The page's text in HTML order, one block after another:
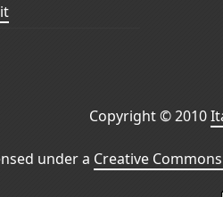
Copyright © 2010
under a Creative